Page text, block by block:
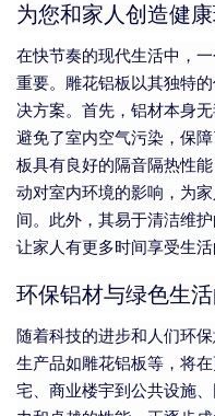
为您和家人创造健
在快节奏的现代生活中，
重要。雕花铝板以其独特
决方案。首先，铝材本身
避免了室内空气污染，保
板具有良好的隔音隔热性
动对室内环境的影响，为
间。此外，其易于清洁维
让家人有更多时间享受生活
环保铝材与绿色生
随着科技的进步和人们环
生产品如雕花铝板等，将
宅、商业楼宇到公共设施